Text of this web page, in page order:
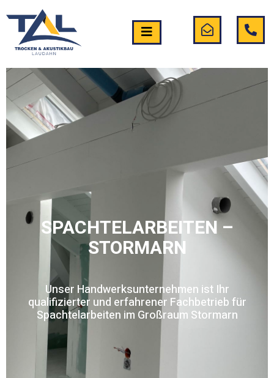
SPACHTELARBEITEN –
STORMARN
Unser Handwerksunternehmen ist Ihr
qualifizierter und erfahrener Fachbetrieb für
Spachtelarbeiten im Großraum Stormarn